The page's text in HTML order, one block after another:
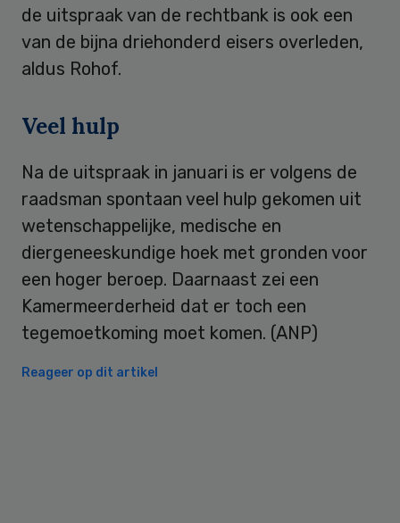
de uitspraak van de rechtbank is ook een
van de bijna driehonderd eisers overleden,
aldus Rohof.
Veel hulp
Na de uitspraak in januari is er volgens de
raadsman spontaan veel hulp gekomen uit
wetenschappelijke, medische en
diergeneeskundige hoek met gronden voor
een hoger beroep. Daarnaast zei een
Kamermeerderheid dat er toch een
tegemoetkoming moet komen. (ANP)
Reageer op dit artikel